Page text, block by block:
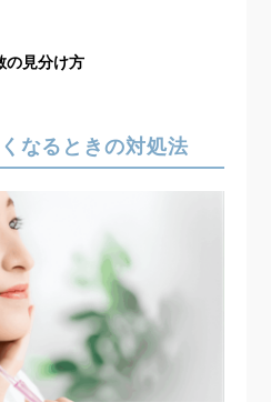
の見分け方
なるときの対処法